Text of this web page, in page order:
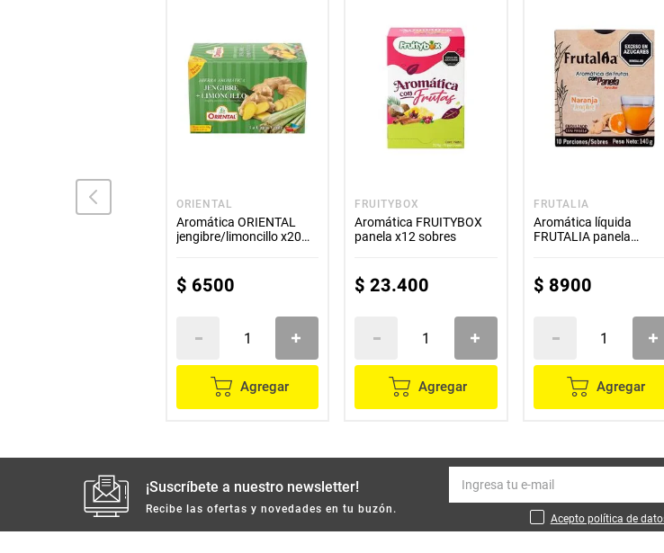
ORIENTAL
Aromática ORIENTAL
jengibre/limoncillo x20
$ 6500
Agregar
FRUITYBOX
Aromática FRUITYBOX
panela x12 sobres
$ 23.400
Agregar
FRUTALIA
Aromática líquida
FRUTALIA panela
$ 8900
Agregar
¡Suscríbete a nuestro newsletter!
Recibe las ofertas y novedades en tu buzón.
Acepto política de